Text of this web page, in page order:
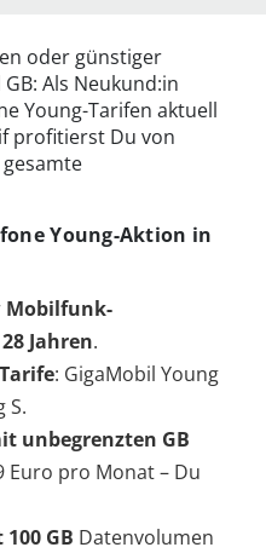
oder günstiger
Als Neukund:in
Young-Tarifen aktuell
profitierst Du von
Young-Aktion in
Mobilfunk-
Jahren.
: GigaMobil Young
S.
unbegrenzten GB
Euro pro Monat – Du
GB Datenvolumen